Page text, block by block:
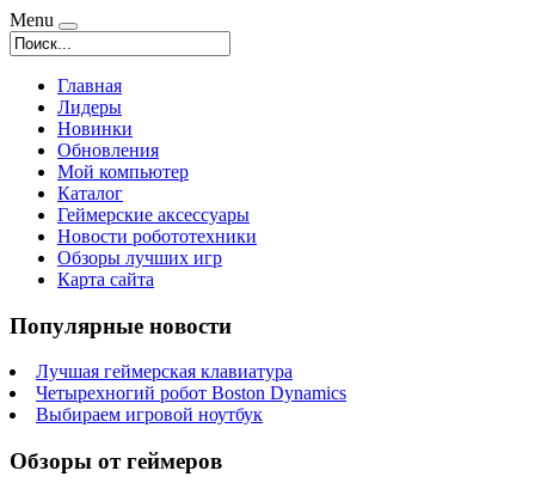
Menu
Главная
Лидеры
Новинки
Обновления
Мой компьютер
Каталог
Геймерские аксессуары
Новости робототехники
Обзоры лучших игр
Карта сайта
Популярные новости
Лучшая геймерская клавиатура
Четырехногий робот Boston Dynamics
Выбираем игровой ноутбук
Обзоры от геймеров